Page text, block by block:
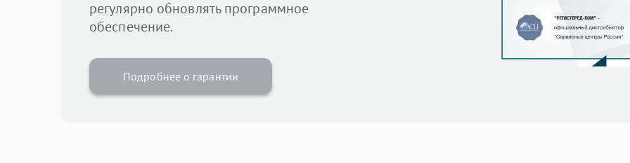
регулярно обновлять программное
обеспечение.
Подробнее о гарантии